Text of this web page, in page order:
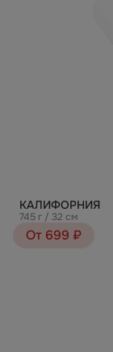
КАЛИФОРНИЯ
745 г / 32 см
От 699 ₽